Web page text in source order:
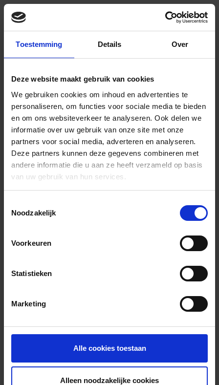
Toestemming Details Over
Deze website maakt gebruik van cookies
We gebruiken cookies om inhoud en advertenties te
personaliseren, om functies voor sociale media te bieden
en om ons websiteverkeer te analyseren. Ook delen we
informatie over uw gebruik van onze site met onze
partners voor social media, adverteren en analyseren.
Deze partners kunnen deze gegevens combineren met
andere informatie die u aan ze heeft verzameld op basis
van uw gebruik van hun services.
Noodzakelijk
Voorkeuren
Statistieken
Marketing
Alle cookies toestaan
Alleen noodzakelijke cookies